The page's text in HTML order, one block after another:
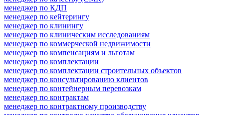
менеджер по КДП
менеджер по кейтерингу
менеджер по клинингу
менеджер по клиническим исследованиям
менеджер по коммерческой недвижимости
менеджер по компенсациям и льготам
менеджер по комплектации
менеджер по комплектации строительных объектов
менеджер по консультированию клиентов
менеджер по контейнерным перевозкам
менеджер по контрактам
менеджер по контрактному производству